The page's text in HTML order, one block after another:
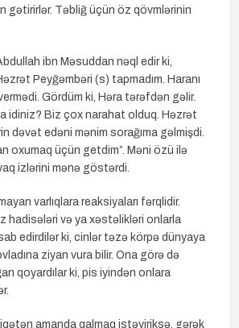
gətirirlər. Təbliğ üçün öz qövmlərinin
ibn Məsuddan nəql edir ki,
Peyğəmbəri (s) tapmadım. Haranı
Gördüm ki, Həra tərəfdən gəlir.
idiniz? Biz çox narahat olduq. Həzrət
dəvət edəni mənim sorağıma gəlmişdi.
oxumaq üçün getdim”. Məni özü ilə
izlərini mənə göstərdi.
varlıqlara reaksiyaları fərqlidir.
hadisələri və ya xəstəlikləri onlarla
edirdilər ki, cinlər təzə körpə dünyaya
ziyan vura bilir. Ona görə də
qoyardılar ki, pis iyindən onlara
amanda qalmaq istəyiriksə, gərək